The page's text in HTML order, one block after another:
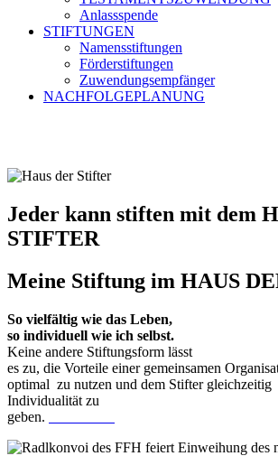
Anlassspende
STIFTUNGEN
Namensstiftungen
Förderstiftungen
Zuwendungsempfänger
NACHFOLGEPLANUNG
Jeder kann stiften mit dem
STIFTER
Meine Stiftung im HAUS
So vielfältig wie das Leben,
so individuell wie ich selbst.
Keine andere Stiftungsform lässt
es zu, die Vorteile einer gemeinsamen
optimal zu nutzen und dem Stifter gleichzeitig
Individualität zu
geben.